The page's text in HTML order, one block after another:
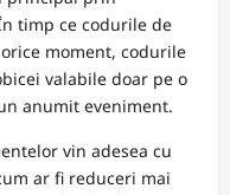
timp ce codurile de
moment, codurile
valabile doar pe o
anumit eveniment.
vin adesea cu
ar fi reduceri mai